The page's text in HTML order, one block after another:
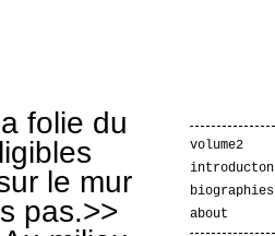
folie du
le mur
pas.>>
volume2
introducton
biographies
about